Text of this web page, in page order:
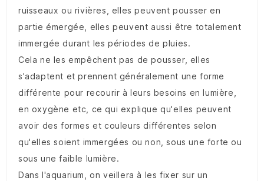
ruisseaux ou rivières, elles peuvent pousser en
partie émergée, elles peuvent aussi être totalement
immergée durant les périodes de pluies.
Cela ne les empêchent pas de pousser, elles
s'adaptent et prennent généralement une forme
différente pour recourir à leurs besoins en lumière,
en oxygène etc, ce qui explique qu'elles peuvent
avoir des formes et couleurs différentes selon
qu'elles soient immergées ou non, sous une forte ou
sous une faible lumière.
Dans l'aquarium, on veillera à les fixer sur un